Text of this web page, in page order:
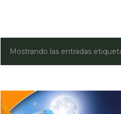
E
t
Mostrando las entradas